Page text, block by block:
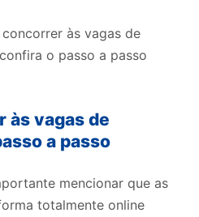
às vagas de
o passo a passo
às vagas de
a passo
mencionar que as
totalmente online